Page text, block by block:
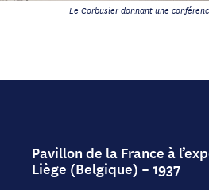
Le Corbusier donnant une
Pavillon de la France à
Liège (Belgique) – 1937